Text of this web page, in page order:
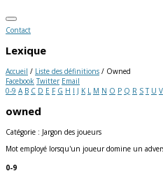
Contact
Lexique
Accueil / Liste des définitions / Owned
Facebook Twitter Email
0-9 A B C D E F G H I J K L M N O P Q R S T U V
owned
Catégorie : Jargon des joueurs
Mot employé lorsqu'un joueur domine un
0-9